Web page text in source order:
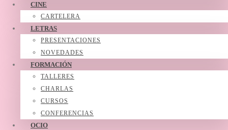
CINE
CARTELERA
LETRAS
PRESENTACIONES
NOVEDADES
FORMACIÓN
TALLERES
CHARLAS
CURSOS
CONFERENCIAS
OCIO